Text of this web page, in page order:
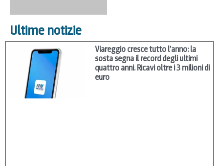
Ultime notizie
Viareggio cresce tutto l’anno: la
sosta segna il record degli ultimi
quattro anni. Ricavi oltre i 3 milioni di
euro